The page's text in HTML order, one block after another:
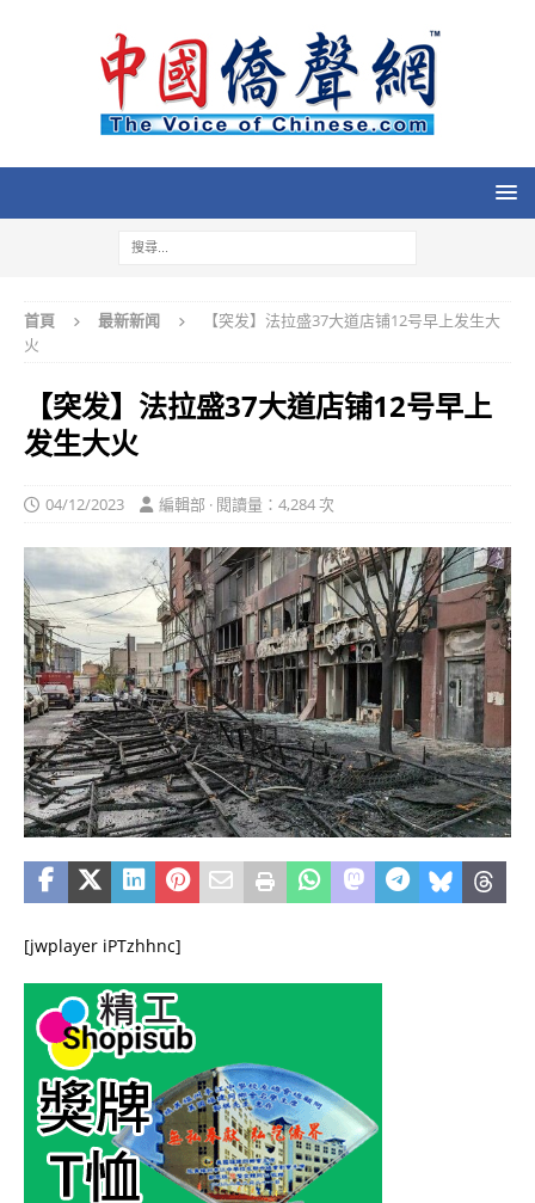
首頁 最新新闻
【突发】法拉盛37大道店铺12号早上发生大
火
【突发】法拉盛37大道店铺12号早上
发生大火
04/12/2023 編輯部 · 閱讀量：4,284 次
[jwplayer iPTzhhnc]